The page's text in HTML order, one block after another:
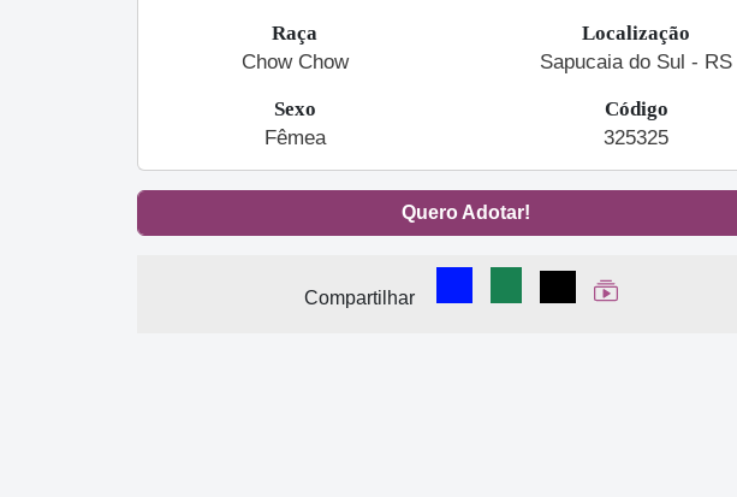
Raça
Chow Chow
Localização
Sapucaia do Sul - RS
Sexo
Fêmea
Código
325325
Quero Adotar!
Compartilhar
Compartilhar no Facebook
Compartilhar no WhatsApp
Compartilhar
Ver Web Story